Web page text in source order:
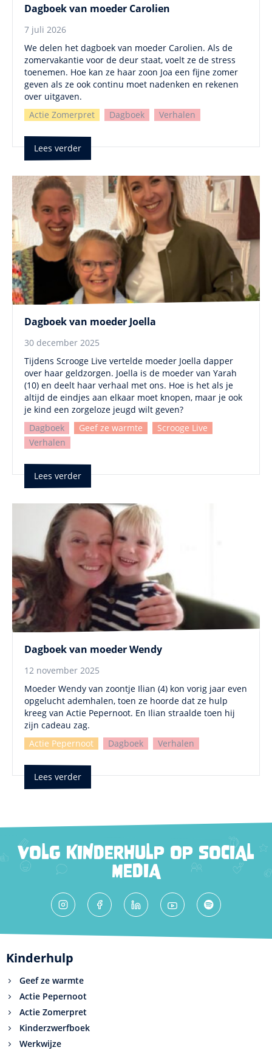
Dagboek van moeder Carolien
7 juli 2026
We delen het dagboek van moeder Carolien. Als de
zomervakantie voor de deur staat, voelt ze de stress
toenemen. Hoe kan ze haar zoon Joa een fijne zomer
geven als ze ook continu moet nadenken en rekenen
over uitgaven.
Actie Zomerpret
Dagboek Verhalen
Lees verder
Dagboek van moeder Joella
30 december 2025
Tijdens Scrooge Live vertelde moeder Joella dapper
over haar geldzorgen. Joella is de moeder van Yarah
(10) en deelt haar verhaal met ons. Hoe is het als je
altijd de eindjes aan elkaar moet knopen, maar je ook
je kind een zorgeloze jeugd wilt geven?
Dagboek
Geef ze warmte
Scrooge Live
Verhalen
Lees verder
Dagboek van moeder Wendy
12 november 2025
Moeder Wendy van zoontje Ilian (4) kon vorig jaar even
opgelucht ademhalen, toen ze hoorde dat ze hulp
kreeg van Actie Pepernoot. En Ilian straalde toen hij
zijn cadeau zag.
Actie Pepernoot
Dagboek Verhalen
Lees verder
VOLG KINDERHULP OP SOCIAL
MEDIA
Kinderhulp
Geef ze warmte
Actie Pepernoot
Actie Zomerpret
Kinderzwerfboek
Werkwijze